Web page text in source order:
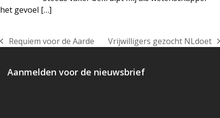
het gevoel […]
previous
Requiem voor de Aarde
next
Vrijwilligers gezocht NLdoet
Aanmelden voor de nieuwsbrief